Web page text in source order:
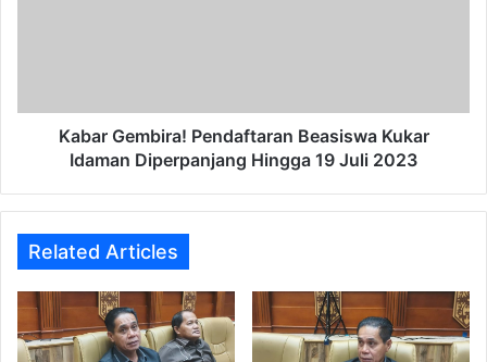
19
Kabar Gembira! Pendaftaran Beasiswa Kukar
Idaman Diperpanjang Hingga 19 Juli 2023
Related Articles